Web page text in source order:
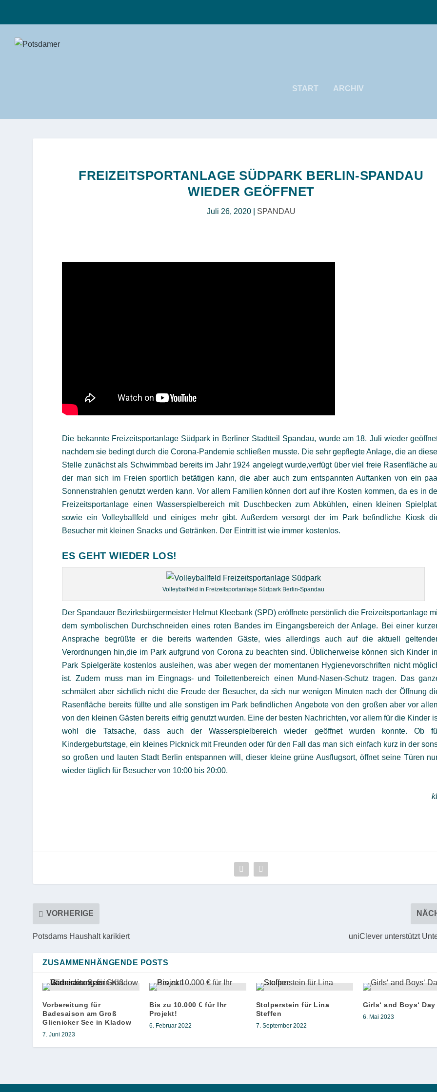
START ARCHIV
FREIZEITSPORTANLAGE SÜDPARK BERLIN-SPANDAU
WIEDER GEÖFFNET
Juli 26, 2020| SPANDAU
Die bekannte Freizeitsportanlage Südpark in Berliner Stadtteil Spandau, wurde am 18. Juli wieder
nachdem sie bedingt durch die Corona-Pandemie schließen musste. Die sehr gepflegte Anlage, die an
Stelle zunächst als Schwimmbad bereits im Jahr 1924 angelegt wurde,verfügt über viel freie Rasenfläche
der man sich im Freien sportlich betätigen kann, die aber auch zum entspannten Auftanken von ein
Sonnenstrahlen genutzt werden kann. Vor allem Familien können dort auf ihre Kosten kommen, da es in
Freizeitsportanlage einen Wasserspielbereich mit Duschbecken zum Abkühlen, einen kleinen
sowie ein Volleyballfeld und einiges mehr gibt. Außerdem versorgt der im Park befindliche Kiosk
Besucher mit kleinen Snacks und Getränken. Der Eintritt ist wie immer kostenlos.
ES GEHT WIEDER LOS!
Volleyballfeld in Freizeitsportanlage Südpark Berlin-Spandau
Der Spandauer Bezirksbürgermeister Helmut Kleebank (SPD) eröffnete persönlich die Freizeitsportanlage
dem symbolischen Durchschneiden eines roten Bandes im Eingangsbereich der Anlage. Bei einer
Ansprache begrüßte er die bereits wartenden Gäste, wies allerdings auch auf die aktuell
Verordnungen hin,die im Park aufgrund von Corona zu beachten sind. Üblicherweise können sich Kinder
Park Spielgeräte kostenlos ausleihen, was aber wegen der momentanen Hygienevorschriften nicht
ist. Zudem muss man im Eingnags- und Toilettenbereich einen Mund-Nasen-Schutz tragen. Das
schmälert aber sichtlich nicht die Freude der Besucher, da sich nur wenigen Minuten nach der Öffnung
Rasenfläche bereits füllte und alle sonstigen im Park befindlichen Angebote von den großen aber vor
von den kleinen Gästen bereits eifrig genutzt wurden. Eine der besten Nachrichten, vor allem für die Kinder
wohl die Tatsache, dass auch der Wasserspielbereich wieder geöffnet wurden konnte. Ob
Kindergeburtstage, ein kleines Picknick mit Freunden oder für den Fall das man sich einfach kurz in der
so großen und lauten Stadt Berlin entspannen will, dieser kleine grüne Ausflugsort, öffnet seine Türen
wieder täglich für Besucher von 10:00 bis 20:00.
VORHERIGE
Potsdams Haushalt karikiert uniClever unterstützt
ZUSAMMENHÄNGENDE POSTS
Vorbereitung für
Badesaison am Groß
Glienicker See in Kladow
7. Juni 2023
Bis zu 10.000 € für Ihr
Projekt!
6. Februar 2022
Stolperstein für Lina
Steffen
7. September 2022
Girls‘ and Boys‘ Day
6. Mai 2023